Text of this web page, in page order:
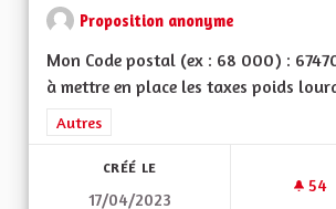
Proposition anonyme
Mon Code postal (ex : 68 000) :
à mettre en place les taxes poids
Filtrer les résultats de la catégorie :
Autres
CRÉÉ LE
17/04/2023
54